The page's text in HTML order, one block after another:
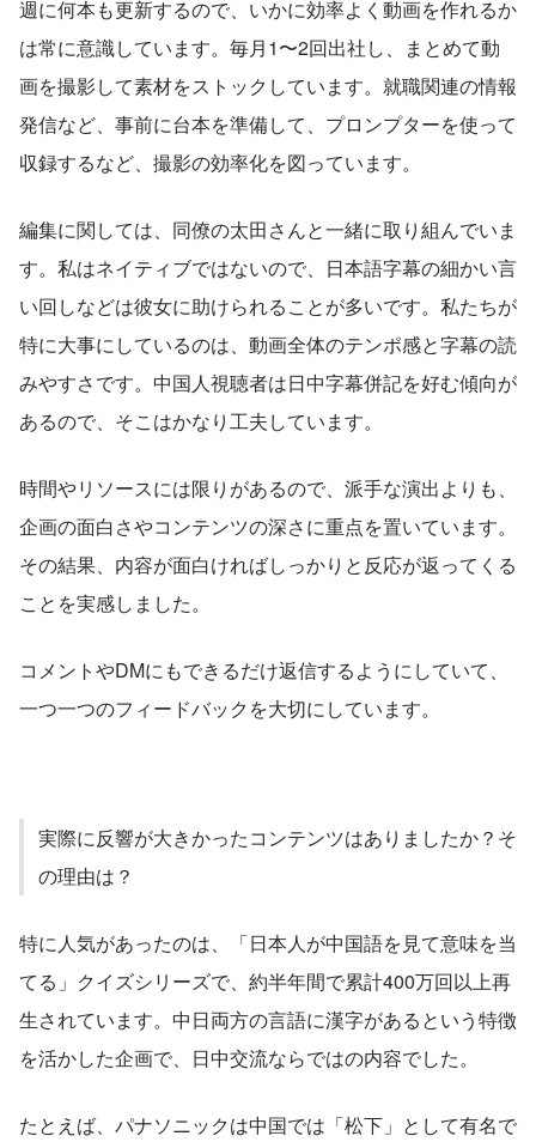
週に何本も更新するので、いかに効率よく動画を作れるか
は常に意識しています。毎月1〜2回出社し、まとめて動
画を撮影して素材をストックしています。就職関連の情報
発信など、事前に台本を準備して、プロンプターを使って
収録するなど、撮影の効率化を図っています。
編集に関しては、同僚の太田さんと一緒に取り組んでいま
す。私はネイティブではないので、日本語字幕の細かい言
い回しなどは彼女に助けられることが多いです。私たちが
特に大事にしているのは、動画全体のテンポ感と字幕の読
みやすさです。中国人視聴者は日中字幕併記を好む傾向が
あるので、そこはかなり工夫しています。
時間やリソースには限りがあるので、派手な演出よりも、
企画の面白さやコンテンツの深さに重点を置いています。
その結果、内容が面白ければしっかりと反応が返ってくる
ことを実感しました。
コメントやDMにもできるだけ返信するようにしていて、
一つ一つのフィードバックを大切にしています。
実際に反響が大きかったコンテンツはありましたか？そ
の理由は？
特に人気があったのは、「日本人が中国語を見て意味を当
てる」クイズシリーズで、約半年間で累計400万回以上再
生されています。中日両方の言語に漢字があるという特徴
を活かした企画で、日中交流ならではの内容でした。
たとえば、パナソニックは中国では「松下」として有名で